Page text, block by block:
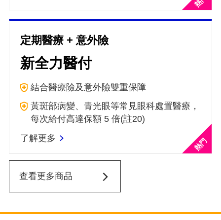
定期醫療 + 意外險
新全力醫付
結合醫療險及意外險雙重保障
黃斑部病變、青光眼等常見眼科處置醫療，
每次給付高達保額 5 倍(註20)
了解更多
查看更多商品